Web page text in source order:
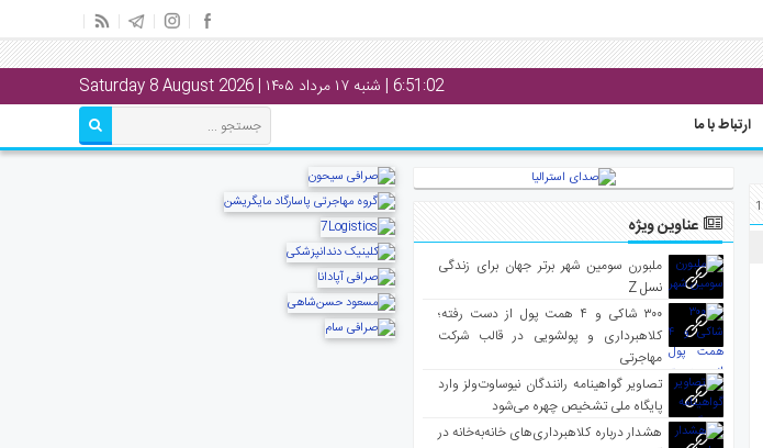
6:51:03 | شنبه ۱۷ مرداد ۱۴۰۵ | Saturday 8 August 2026
ارتباط با ما
عناوین ویژه
ملبورن سومین شهر برتر جهان برای زندگی
نسل Z
۳۰۰ شاکی و ۴ همت پول از دست رفته؛
کلاهبرداری و پولشویی در قالب شرکت
مهاجرتی
تصاویر گواهینامه رانندگان نیوساوت‌ولز وارد
پایگاه ملی تشخیص چهره می‌شود
هشدار درباره کلاهبرداری‌های خانه‌به‌خانه در